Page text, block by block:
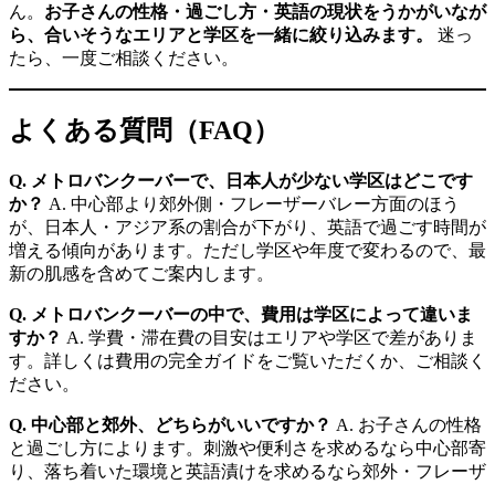
ん。 お子さんの性格・過ごし方・英語の現状をうかがいなが
ら、合いそうなエリアと学区を一緒に絞り込みます。
迷っ
たら、一度ご相談ください。
よくある質問（FAQ）
Q. メトロバンクーバーで、日本人が少ない学区はどこです
か？ A. 中心部より郊外側・フレーザーバレー方面のほう
が、日本人・アジア系の割合が下がり、英語で過ごす時間が
増える傾向があります。ただし学区や年度で変わるので、最
新の肌感を含めてご案内します。
Q. メトロバンクーバーの中で、費用は学区によって違いま
すか？ A. 学費・滞在費の目安はエリアや学区で差がありま
す。詳しくは費用の完全ガイドをご覧いただくか、ご相談く
ださい。
Q. 中心部と郊外、どちらがいいですか？ A. お子さんの性格
と過ごし方によります。刺激や便利さを求めるなら中心部寄
り、落ち着いた環境と英語漬けを求めるなら郊外・フレーザ